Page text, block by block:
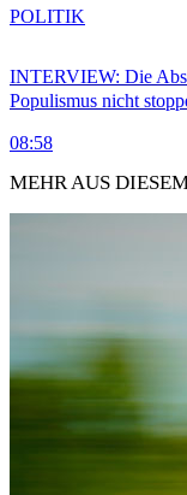
INTERVIEW: Die
Populismus nicht
08:58
POLITIK
MEHR AUS